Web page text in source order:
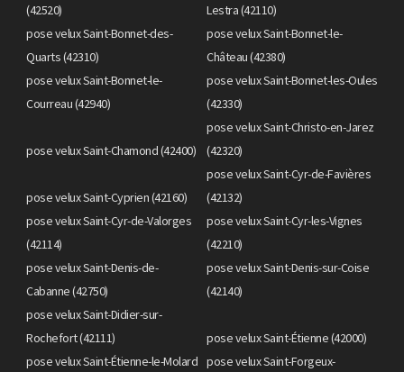
(42520)
Lestra (42110)
pose velux Saint-Bonnet-des-
Quarts (42310)
pose velux Saint-Bonnet-le-
Château (42380)
pose velux Saint-Bonnet-le-
Courreau (42940)
pose velux Saint-Bonnet-les-Oules
(42330)
pose velux Saint-Chamond (42400)
pose velux Saint-Christo-en-Jarez
(42320)
pose velux Saint-Cyprien (42160)
pose velux Saint-Cyr-de-Favières
(42132)
pose velux Saint-Cyr-de-Valorges
(42114)
pose velux Saint-Cyr-les-Vignes
(42210)
pose velux Saint-Denis-de-
Cabanne (42750)
pose velux Saint-Denis-sur-Coise
(42140)
pose velux Saint-Didier-sur-
Rochefort (42111)
pose velux Saint-Étienne (42000)
pose velux Saint-Étienne-le-Molard pose velux Saint-Forgeux-